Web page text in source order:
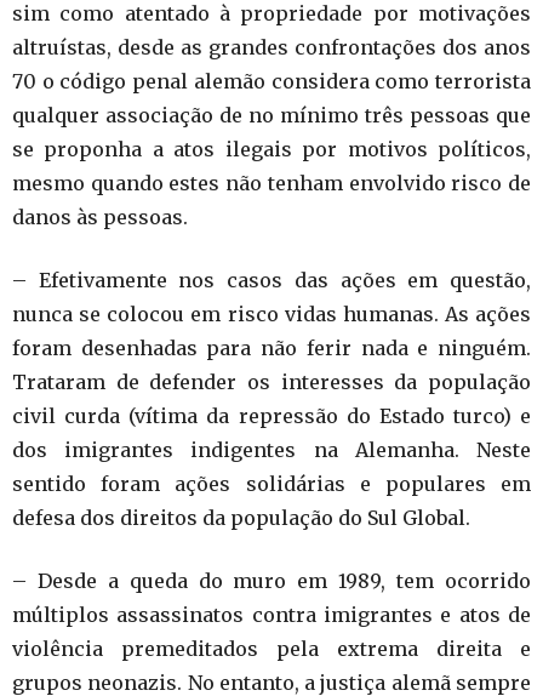
sim como atentado à propriedade por motivações
altruístas, desde as grandes confrontações dos anos
70 o código penal alemão considera como terrorista
qualquer associação de no mínimo três pessoas que
se proponha a atos ilegais por motivos políticos,
mesmo quando estes não tenham envolvido risco de
danos às pessoas.
– Efetivamente nos casos das ações em questão,
nunca se colocou em risco vidas humanas. As ações
foram desenhadas para não ferir nada e ninguém.
Trataram de defender os interesses da população
civil curda (vítima da repressão do Estado turco) e
dos imigrantes indigentes na Alemanha. Neste
sentido foram ações solidárias e populares em
defesa dos direitos da população do Sul Global.
– Desde a queda do muro em 1989, tem ocorrido
múltiplos assassinatos contra imigrantes e atos de
violência premeditados pela extrema direita e
grupos neonazis. No entanto, a justiça alemã sempre